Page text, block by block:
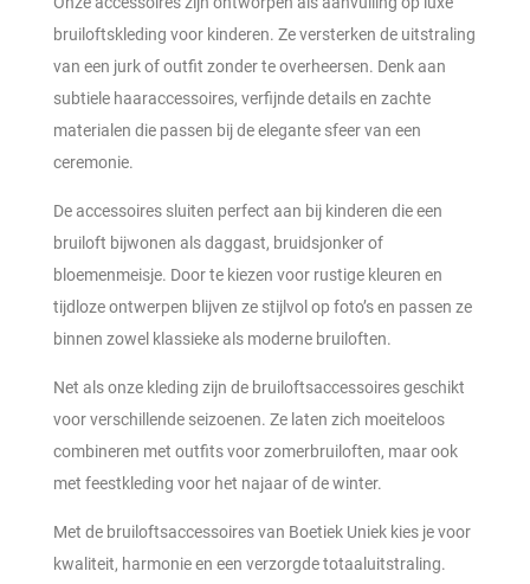
bruiloftskleding voor kinderen. Ze versterken de uitstraling
van een jurk of outfit zonder te overheersen. Denk aan
subtiele haaraccessoires, verfijnde details en zachte
materialen die passen bij de elegante sfeer van een
ceremonie.
De accessoires sluiten perfect aan bij kinderen die een
bruiloft bijwonen als daggast, bruidsjonker of
bloemenmeisje. Door te kiezen voor rustige kleuren en
tijdloze ontwerpen blijven ze stijlvol op foto’s en passen ze
binnen zowel klassieke als moderne bruiloften.
Net als onze kleding zijn de bruiloftsaccessoires geschikt
voor verschillende seizoenen. Ze laten zich moeiteloos
combineren met outfits voor zomerbruiloften, maar ook
met feestkleding voor het najaar of de winter.
Met de bruiloftsaccessoires van Boetiek Uniek kies je voor
kwaliteit, harmonie en een verzorgde totaaluitstraling.